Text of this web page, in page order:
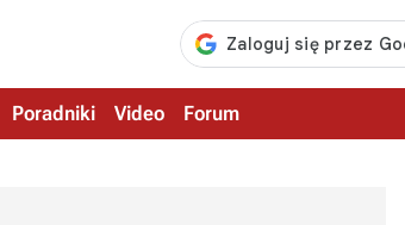
Poradniki Video Forum